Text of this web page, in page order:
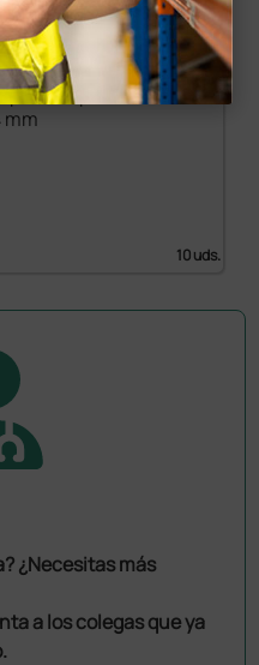
presión para
10 uds.
¿Necesitas más
a los colegas que ya